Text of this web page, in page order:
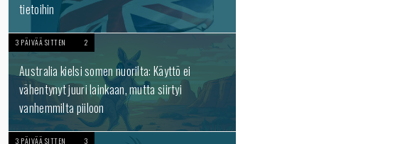
tietoihin
3 PÄIVÄÄ SITTEN 2
Australia kielsi somen nuorilta: Käyttö ei
vähentynyt juuri lainkaan, mutta siirtyi
vanhemmilta piiloon
3 PÄIVÄÄ SITTEN 3